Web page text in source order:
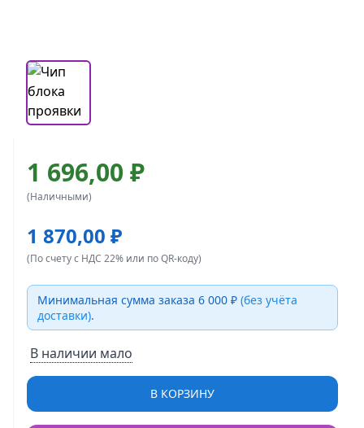
1 696,00 ₽
(Наличными)
1 870,00 ₽
(По счету с НДС 22% или по QR-коду)
Минимальная сумма заказа 6 000 ₽ (без учёта
доставки).
В наличии мало
В КОРЗИНУ